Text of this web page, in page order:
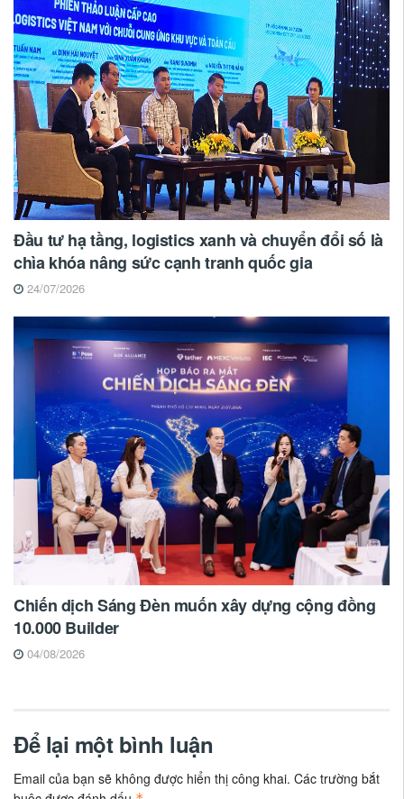
Đầu tư hạ tầng, logistics xanh và chuyển đổi số là
chìa khóa nâng sức cạnh tranh quốc gia
24/07/2026
Chiến dịch Sáng Đèn muốn xây dựng cộng đồng
10.000 Builder
04/08/2026
Để lại một bình luận
Email của bạn sẽ không được hiển thị công khai. Các trường bắt